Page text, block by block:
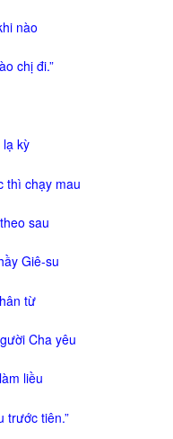
nào
chị đi.”
lạ kỳ
thì chạy mau
sau
Giê-su
từ
Cha yêu
liều
trước tiên.”